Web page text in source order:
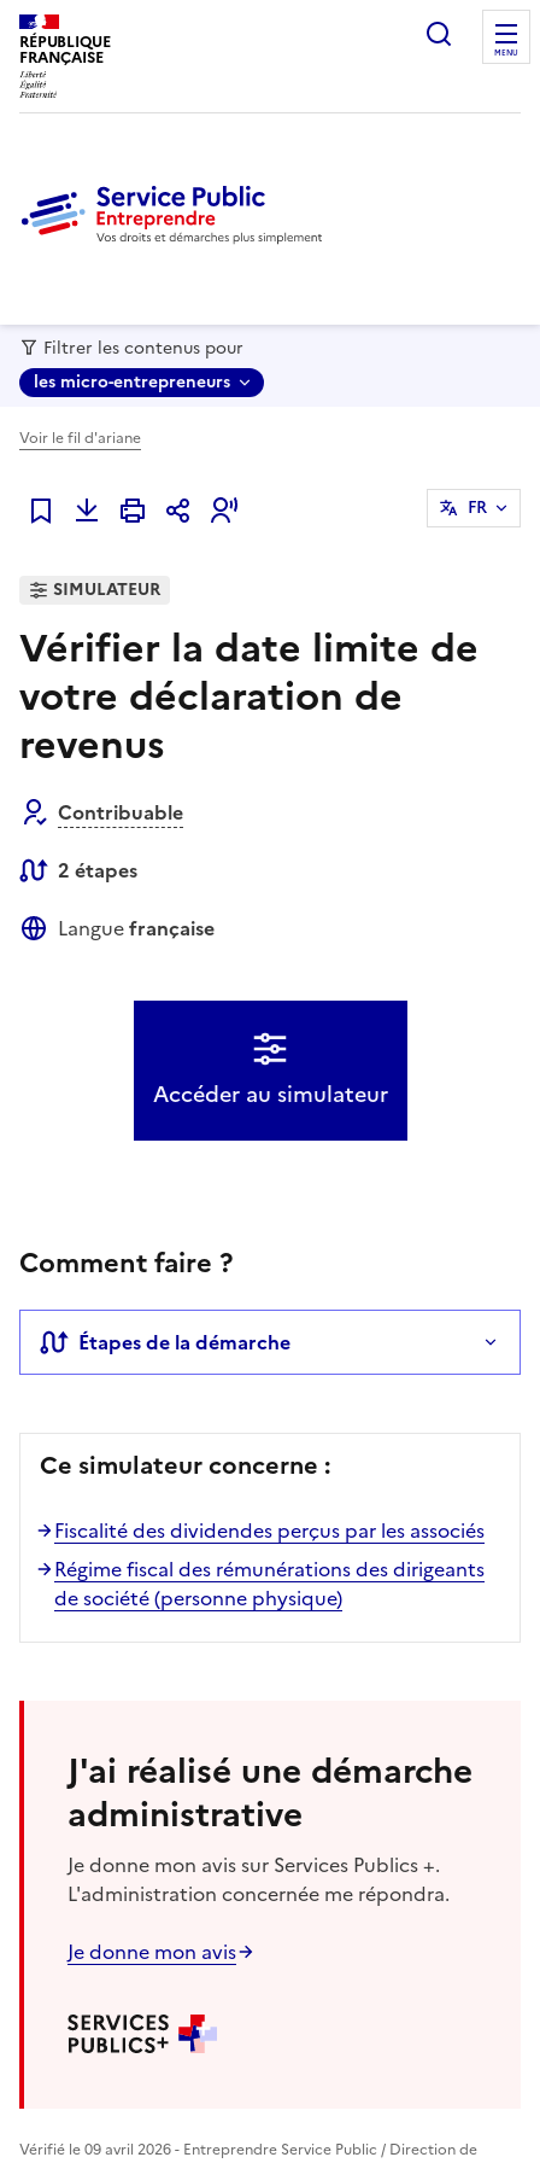
RÉPUBLIQUE
FRANÇAISE MENU
Filtrer les contenus pour
les micro-entrepreneurs
Voir le fil d'ariane
Ajouter à mes favoris
FR
SIMULATEUR
Vérifier la date limite de
votre déclaration de
revenus
Contribuable
2 étapes
Languefrançaise
Accéder au simulateur
Comment faire ?
Étapes de la démarche
Ce simulateur concerne :
Fiscalité des dividendes perçus par les associés
Régime fiscal des rémunérations des dirigeants
de société (personne physique)
J'ai réalisé une démarche
administrative
Je donne mon avis sur Services Publics +.
L'administration concernée me répondra.
Je donne mon avis
Vérifié le 09 avril 2026 - Entreprendre Service Public / Direction de